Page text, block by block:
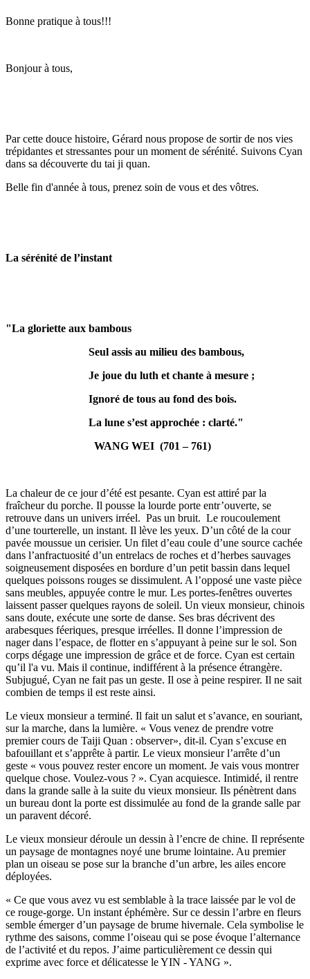
Bonne pratique à tous!!!
Bonjour à tous,
Par cette douce histoire, Gérard nous propose de sortir de nos vies
trépidantes et stressantes pour un moment de sérénité. Suivons Cyan
dans sa découverte du tai ji quan.
Belle fin d'année à tous, prenez soin de vous et des vôtres.
La sérénité de l’instant
"La gloriette aux bambous
Seul assis au milieu des bambous,
Je joue du luth et chante à mesure ;
Ignoré de tous au fond des bois.
La lune s’est approchée : clarté."
WANG WEI (701 – 761)
La chaleur de ce jour d’été est pesante. Cyan est attiré par la
fraîcheur du porche. Il pousse la lourde porte entr’ouverte, se
retrouve dans un univers irréel. Pas un bruit. Le roucoulement
d’une tourterelle, un instant. Il lève les yeux. D’un côté de la cour
pavée moussue un cerisier. Un filet d’eau coule d’une source cachée
dans l’anfractuosité d’un entrelacs de roches et d’herbes sauvages
soigneusement disposées en bordure d’un petit bassin dans lequel
quelques poissons rouges se dissimulent. A l’opposé une vaste pièce
sans meubles, appuyée contre le mur. Les portes-fenêtres ouvertes
laissent passer quelques rayons de soleil. Un vieux monsieur, chinois
sans doute, exécute une sorte de danse. Ses bras décrivent des
arabesques féeriques, presque irréelles. Il donne l’impression de
nager dans l’espace, de flotter en s’appuyant à peine sur le sol. Son
corps dégage une impression de grâce et de force. Cyan est certain
qu’il l'a vu. Mais il continue, indifférent à la présence étrangère.
Subjugué, Cyan ne fait pas un geste. Il ose à peine respirer. Il ne sait
combien de temps il est reste ainsi.
Le vieux monsieur a terminé. Il fait un salut et s’avance, en souriant,
sur la marche, dans la lumière. « Vous venez de prendre votre
premier cours de Taiji Quan : observer», dit-il. Cyan s’excuse en
bafouillant et s’apprête à partir. Le vieux monsieur l’arrête d’un
geste « vous pouvez rester encore un moment. Je vais vous montrer
quelque chose. Voulez-vous ? ». Cyan acquiesce. Intimidé, il rentre
dans la grande salle à la suite du vieux monsieur. Ils pénètrent dans
un bureau dont la porte est dissimulée au fond de la grande salle par
un paravent décoré.
Le vieux monsieur déroule un dessin à l’encre de chine. Il représente
un paysage de montagnes noyé une brume lointaine. Au premier
plan un oiseau se pose sur la branche d’un arbre, les ailes encore
déployées.
« Ce que vous avez vu est semblable à la trace laissée par le vol de
ce rouge-gorge. Un instant éphémère. Sur ce dessin l’arbre en fleurs
semble émerger d’un paysage de brume hivernale. Cela symbolise le
rythme des saisons, comme l’oiseau qui se pose évoque l’alternance
de l’activité et du repos. J’aime particulièrement ce dessin qui
exprime avec force et délicatesse le YIN - YANG ».